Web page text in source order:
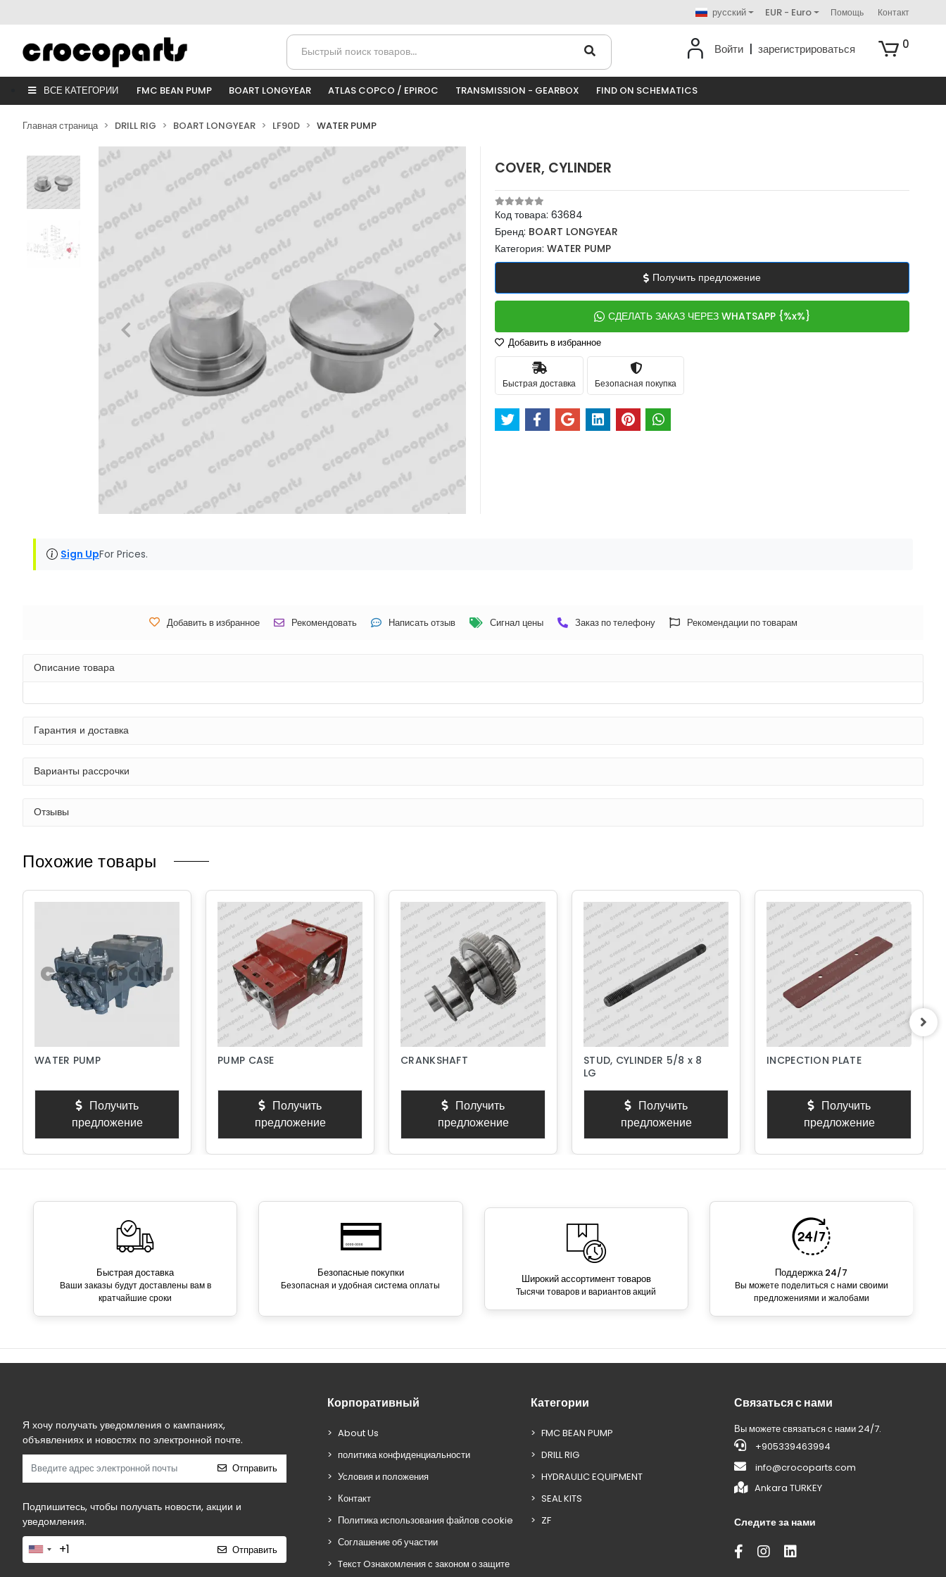
русский EUR - Euro Помощь Контакт
Войти зарегистрироваться 0
ВСЕ КАТЕГОРИИ FMC BEAN PUMP BOART LONGYEAR ATLAS COPCO / EPIROC TRANSMISSION - GEARBOX FIND ON SCHEMATICS
Главная страница DRILL RIG BOART LONGYEAR LF90D WATER PUMP
COVER, CYLINDER
Код товара: 63684
Бренд: BOART LONGYEAR
Категория: WATER PUMP
Получить предложение
СДЕЛАТЬ ЗАКАЗ ЧЕРЕЗ WHATSAPP {%x%}
Добавить в избранное
Быстрая доставка Безопасная покупка
Sign UpFor Prices.
Добавить в избранное Рекомендовать Написать отзыв Сигнал цены Заказ по телефону Рекомендации по товарам
Описание товара
Гарантия и доставка
Варианты рассрочки
Отзывы
Похожие товары
WATER PUMP
Получить
предложение
PUMP CASE
Получить
предложение
CRANKSHAFT
Получить
предложение
STUD, CYLINDER 5/8 x 8
LG
Получить
предложение
INCPECTION PLATE
Получить
предложение
Быстрая доставка
Ваши заказы будут доставлены вам в
кратчайшие сроки
Безопасные покупки
Безопасная и удобная система оплаты Широкий ассортимент товаров
Тысячи товаров и вариантов акций
Поддержка 24/7
Вы можете поделиться с нами своими
предложениями и жалобами
Я хочу получать уведомления о кампаниях,
объявлениях и новостях по электронной почте.
Отправить
Подпишитесь, чтобы получать новости, акции и
уведомления.
Отправить
Корпоративный
About Us
политика конфиденциальности
Условия и положения
Контакт
Политика использования файлов cookie
Соглашение об участии
Tекст Oзнакомления с законом о защите
Категории
FMC BEAN PUMP
DRILL RIG
HYDRAULIC EQUIPMENT
SEAL KITS
ZF
Связаться с нами
Вы можете связаться с нами 24/7.
+905339463994
info@crocoparts.com
Ankara TURKEY
Следите за нами